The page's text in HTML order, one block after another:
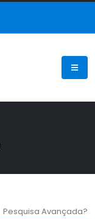
Pesquisa Avançada?